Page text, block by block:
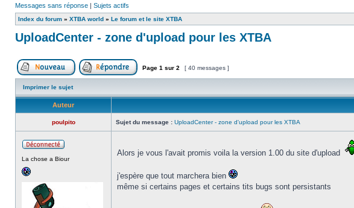
Messages sans réponse | Sujets actifs
Index du forum » XTBA world » Le forum et le site XTBA
UploadCenter - zone d'upload pour les XTBA
Poster un nouveau sujetRépondre au sujet
Page 1 sur 2 [ 40 messages ]
Imprimer le sujet
Auteur
poulpito Sujet du message : UploadCenter - zone d'upload pour les XTBA
ligne
La chose a Biour
Alors je vous l'avait promis voila la version 1.00 du site d'upload
j'espère que tout marchera bien
même si certains pages et certains tits bugs sont persistants